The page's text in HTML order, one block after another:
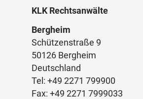
KLK Rechtsanwälte
Bergheim
Schützenstraße 9
50126 Bergheim
Deutschland
Tel: +49 2271 799900
Fax: +49 2271 7999033